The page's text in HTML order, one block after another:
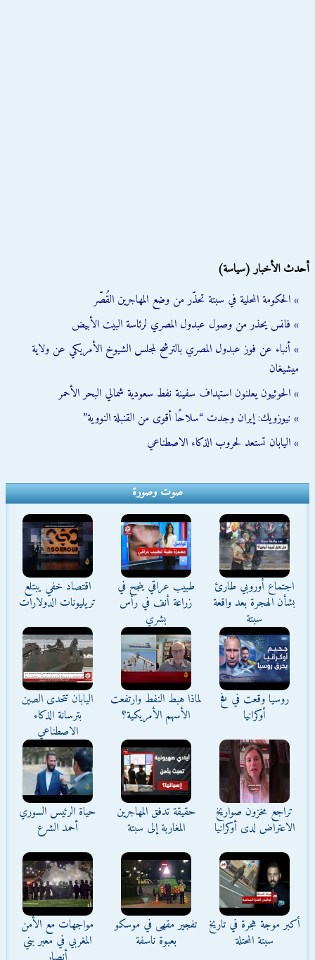
أحدث الأخبار (سياسة)
» الحكومة المحلية في سبتة تحذّر من وضع المهاجرين القُصّر
» فانس يحذر من وصول عبدول المصري لرئاسة البيت الأبيض
» أنباء عن فوز عبدول المصري بالترشح لمجلس الشيوخ الأمريكي عن ولاية
ميشيغان
» الحوثيون يعلنون استهداف سفينة نفط سعودية شمالي البحر الأحمر
» نيوزويك: إيران وجدت “سلاحًا أقوى من القنبلة النووية”
» اليابان تستعد لحروب الذكاء الاصطناعي
صوت وصورة
اجتماع أوروبي طارئ
بشأن الهجرة بعد واقعة
سبتة
طبيب عراقي ينجح في
زراعة أنف في رأس
بشري
اقتصاد خفي يبتلع
تريليونات الدولارات
روسيا وقعت في فخ
أوكرانيا
لماذا هبط النفط وارتفعت
الأسهم الأمريكية؟
اليابان تتحدى الصين
بترسانة الذكاء
الاصطناعي
تراجع مخزون صواريخ
الاعتراض لدى أوكرانيا
حقيقة تدفق المهاجرين
المغاربة إلى سبتة
حياة الرئيس السوري
أحمد الشرع
أكبر موجة هجرة في تاريخ
سبتة المحتلة
تفجير مقهى في موسكو
بعبوة ناسفة
مواجهات مع الأمن
المغربي في معبر بني